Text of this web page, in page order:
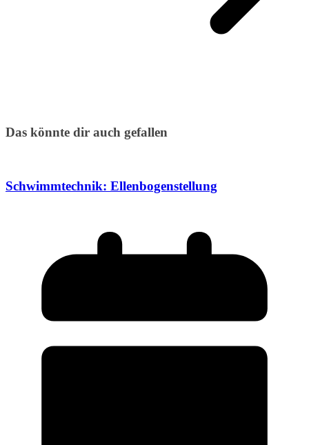
Das könnte dir auch gefallen
Schwimmtechnik: Ellenbogenstellung